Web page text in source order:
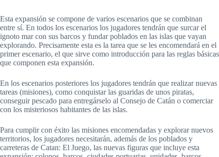
Esta expansión se compone de varios escenarios que se combinan
entre sí. En todos los escenarios los jugadores tendrán que surcar el
ignoto mar con sus barcos y fundar poblados en las islas que vayan
explorando. Precisamente esta es la tarea que se les encomendará en el
primer escenario, el que sirve como introducción para las reglas básicas
que componen esta expansión.
En los escenarios posteriores los jugadores tendrán que realizar nuevas
tareas (misiones), como conquistar las guaridas de unos piratas,
conseguir pescado para entregárselo al Consejo de Catán o comerciar
con los misteriosos habitantes de las islas.
Para cumplir con éxito las misiones encomendadas y explorar nuevos
territorios, los jugadores necesitarán, además de los poblados y
carreteras de Catan: El Juego, las nuevas figuras que incluye esta